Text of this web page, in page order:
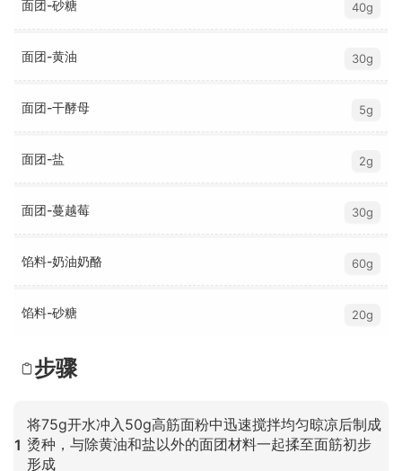
面团-砂糖 40g
面团-黄油 30g
面团-干酵母 5g
面团-盐 2g
面团-蔓越莓 30g
馅料-奶油奶酪 60g
馅料-砂糖 20g
步骤
1
将75g开水冲入50g高筋面粉中迅速搅拌均匀晾凉后制成
烫种，与除黄油和盐以外的面团材料一起揉至面筋初步
形成